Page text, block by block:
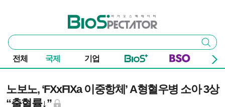
바이오스펙테이터
통
합
검
색
검색
전체 국제 기업
노보노, ‘FXxFIXa 이중항체’ A형혈우병 소아 3상
“출혈률↓”